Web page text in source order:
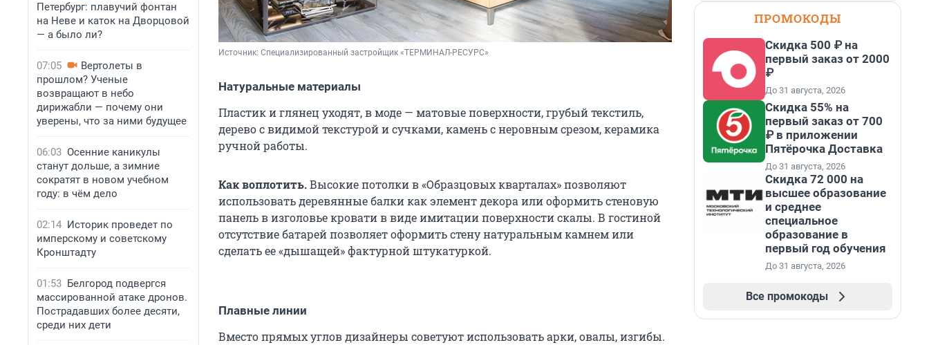
Петербург: плавучий фонтан
на Неве и каток на Дворцовой
— а было ли?
07:05
Вертолеты в
прошлом? Ученые
возвращают в небо
дирижабли — почему они
уверены, что за ними будущее
06:03 Осенние каникулы
станут дольше, а зимние
сократят в новом учебном
году: в чём дело
02:14 Историк проведет по
имперскому и советскому
Кронштадту
01:53 Белгород подвергся
массированной атаке дронов.
Пострадавших более десяти,
среди них дети
Источник: Специализированный застройщик «ТЕРМИНАЛ-РЕСУРС»
Натуральные материалы
Пластик и глянец уходят, в моде — матовые поверхности, грубый текстиль,
дерево с видимой текстурой и сучками, камень с неровным срезом, керамика
ручной работы.
Как воплотить.Высокие потолки в «Образцовых кварталах» позволяют
использовать деревянные балки как элемент декора или оформить стеновую
панель в изголовье кровати в виде имитации поверхности скалы. В гостиной
отсутствие батарей позволяет оформить стену натуральным камнем или
сделать ее «дышащей» фактурной штукатуркой.
Плавные линии
Вместо прямых углов дизайнеры советуют использовать арки, овалы, изгибы.
ПРОМОКОДЫ
Скидка 500 ₽ на
первый заказ от 2000
₽
До 31 августа, 2026
Скидка 55% на
первый заказ от 700
₽ в приложении
Пятёрочка Доставка
До 31 августа, 2026
Скидка 72 000 на
высшее образование
и среднее
специальное
образование в
первый год обучения
До 31 августа, 2026
Все промокоды